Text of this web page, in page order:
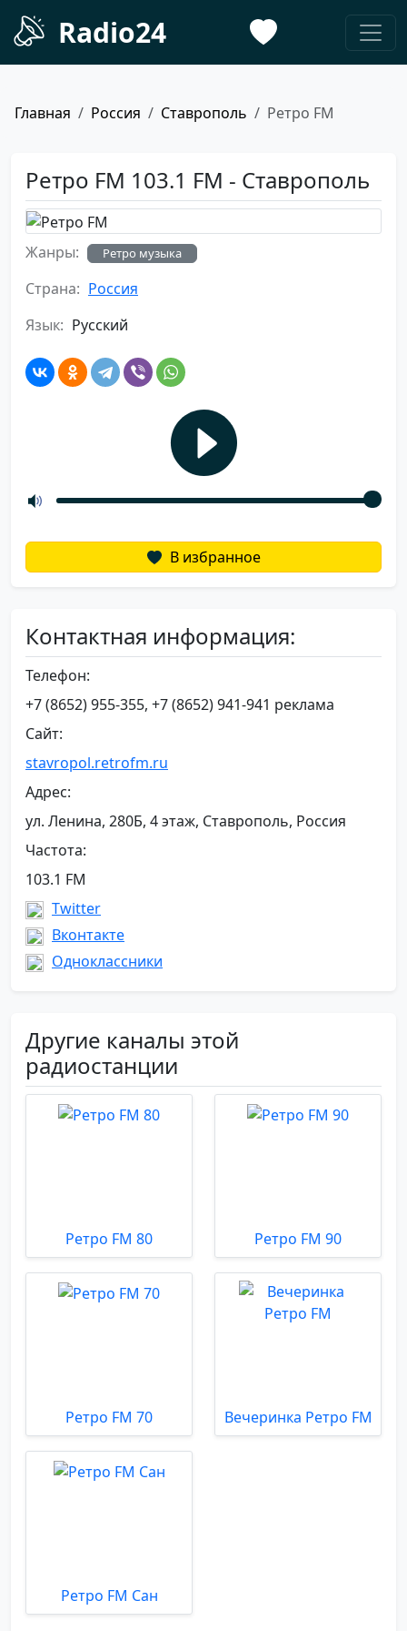
Radio24
Главная Россия Ставрополь Ретро FM
Ретро FM 103.1 FM - Ставрополь
Жанры: Ретро музыка
Страна: Россия
Язык: Русский
В избранное
Контактная информация:
Телефон:
+7 (8652) 955-355, +7 (8652) 941-941 реклама
Сайт:
stavropol.retrofm.ru
Адрес:
ул. Ленина, 280Б, 4 этаж, Ставрополь, Россия
Частота:
103.1 FM
Twitter
Вконтакте
Одноклассники
Другие каналы этой
радиостанции
Ретро FM 80 Ретро FM 90
Ретро FM 70 Вечеринка Ретро FM
Ретро FM Сан